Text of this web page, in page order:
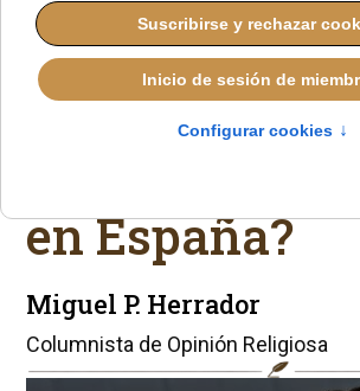
MIÉRCOLES, 28 ENERO 2026 17:39
¿Decir lo que
en España?
Miguel P. Herrador
Columnista de Opinión Religiosa